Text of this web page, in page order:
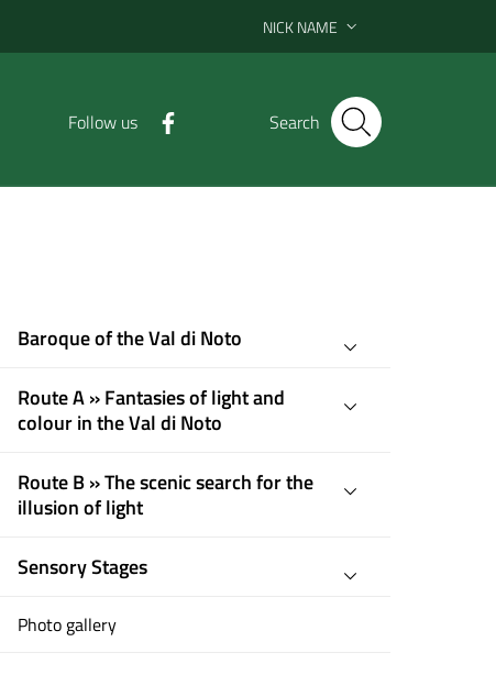
NICK NAME
Follow us Search
Baroque of the Val di Noto
Route A » Fantasies of light and
colour in the Val di Noto
Route B » The scenic search for the
illusion of light
Sensory Stages
Photo gallery